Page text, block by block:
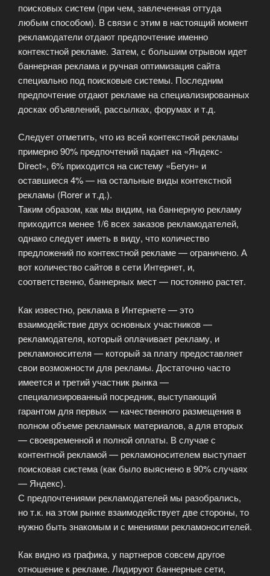
поисковых систем (при чем, завлеченная оттуда
любым способом). В связи с этим в настоящий момент
рекламодатели отдают предпочтение именно
контекстной рекламе. Затем, с большим отрывом идет
баннерная реклама и ручная оптимизация сайта
специально под поисковые системы. Последним
предпочтение отдают рекламе на специализированных
досках объявлений, рассылках, форумах и т.д.
Следует отметить, что из всей контекстной рекламы
примерно 90% предпочтений падает на «Яндекс-
Direct», 6% приходится на систему «Бегун» и
оставшиеся 4% — на остальные виды контекстной
рекламы (Rorer и т.д.).
Таким образом, как мы видим, на баннерную рекламу
приходится менее 1/6 всех заказов рекламодателей,
однако следует иметь в виду, что количество
предложений по контекстной рекламе — ограничено. А
вот количество сайтов в сети Интернет, и,
соответственно, баннерных мест — постоянно растет.
Как известно, реклама в Интернете — это
взаимодействие двух основных участников —
рекламодателя, который оплачивает рекламу, и
рекламоносителя — который за плату предоставляет
свои возможности для рекламы. Достаточно часто
имеется и третий участник рынка —
специализированный посредник, выступающий
гарантом для первых — качественного размещения в
полном объеме рекламных материалов, а для вторых
— своевременной и полной оплаты. В случае с
контентной рекламой — рекламоносителем выступает
поисковая система (как было выяснено в 90% случаях
— Яндекс).
С предпочтениями рекламодателей мы разобрались,
но т.к. на этом рынке взаимодействует две стороны, то
нужно быть знакомым и с мнениями рекламоносителей.
Как видно из графика, у партнеров совсем другое
отношение к рекламе. Лидируют баннерные сети,